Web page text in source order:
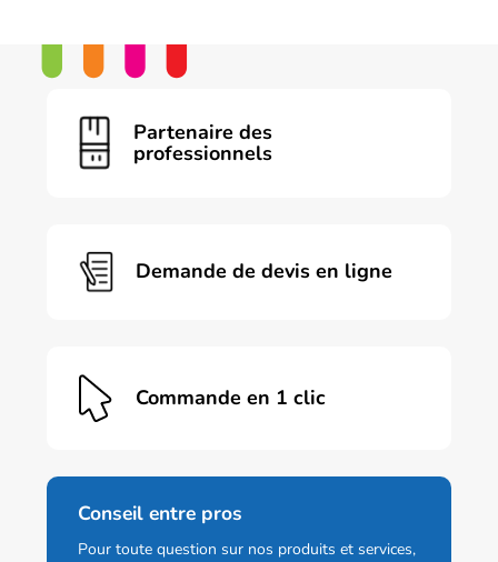
Partenaire des
professionnels
Demande de devis en ligne
Commande en 1 clic
Conseil entre pros
Pour toute question sur nos produits et services,